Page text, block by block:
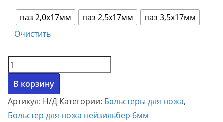
паз 2,0х17мм паз 2,5х17мм
паз 3,5х17мм
Очистить
Количество
товара
Больстер
18х34мм.
В корзину
Артикул: Н/Д Категории: Больстеры для ножа,
Больстер для ножа нейзильбер 6мм